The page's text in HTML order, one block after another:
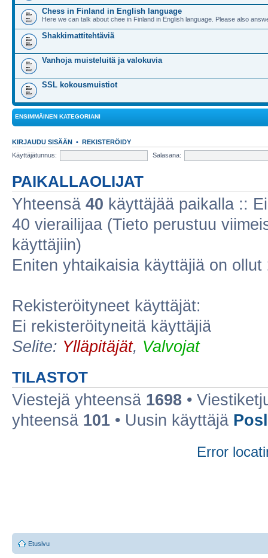
Chess in Finland in English language
Here we can talk about chee in Finland in English language. Please also
Shakkimattitehtäviä
Vanhoja muisteluitä ja valokuvia
SSL kokousmuistiot
ENSIMMÄINEN KATEGORIANI
KIRJAUDU SISÄÄN • REKISTERÖIDY
Käyttäjätunnus:
Salasana:
PAIKALLAOLIJAT
Yhteensä 40 käyttäjää paikalla ::
40 vierailijaa (Tieto perustuu
käyttäjiin)
Eniten yhtaikaisia käyttäjiä on ollut
Rekisteröityneet käyttäjät:
Ei rekisteröityneitä käyttäjiä
Selite: Ylläpitäjät, Valvojat
TILASTOT
Viestejä yhteensä 1698 •
yhteensä 101 • Uusin käyttäjä
Error
Etusivu